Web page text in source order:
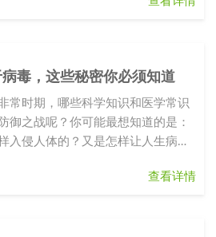
毒，这些秘密你必须知道
常时期，哪些科学知识和医学常识
御之战呢？你可能最想知道的是：
入侵人体的？又是怎样让人生病
查看详情